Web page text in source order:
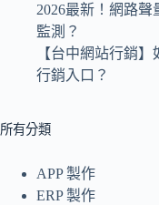
2026最新！網路
監測？
【台中網站行銷
行銷入口？
所有分類
APP 製作
ERP 製作